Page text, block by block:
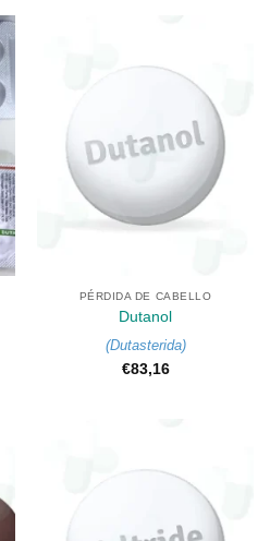
PÉRDIDA DE CABELLO
Dutanol
(Dutasterida)
€83,16